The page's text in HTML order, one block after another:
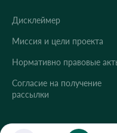
Укажите
Это важно для
дальнейших
Дисклеймер
Миссия и цели проекта
Нормативно правовые
Согласие на получение
рассылки